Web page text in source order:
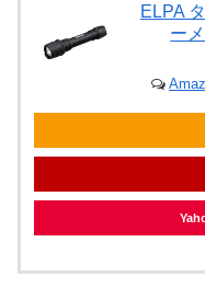
ELPA
ー